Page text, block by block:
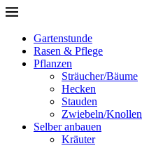
Gartenstunde
Rasen & Pflege
Pflanzen
Sträucher/Bäume
Hecken
Stauden
Zwiebeln/Knollen
Selber anbauen
Kräuter